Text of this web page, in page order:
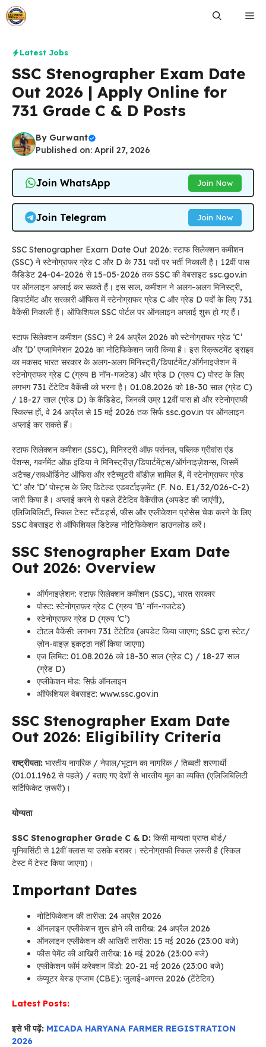
Skip
to
Latest Jobs
SSC Stenographer Exam Date
Out 2026 | Apply Online for
731 Grade C & D Posts
By Gurwant
Published on: April 27, 2026
Join WhatsApp Join Now
Join Telegram Join Now
SSC Stenographer Exam Date Out 2026: स्टाफ सिलेक्शन कमीशन
(SSC) ने स्टेनोग्राफर ग्रेड C और D के 731 पदों पर भर्ती निकाली है। 12वीं पास
कैंडिडेट 24-04-2026 से 15-05-2026 तक SSC की वेबसाइट ssc.gov.in
पर ऑनलाइन अप्लाई कर सकते हैं। इस साल, कमीशन ने अलग-अलग मिनिस्ट्री,
डिपार्टमेंट और सरकारी ऑफिस में स्टेनोग्राफर ग्रेड C और ग्रेड D पदों के लिए 731
वैकेंसी निकाली हैं। ऑफिशियल SSC पोर्टल पर ऑनलाइन अप्लाई शुरू हो गए हैं।
स्टाफ सिलेक्शन कमीशन (SSC) ने 24 अप्रैल 2026 को स्टेनोग्राफर ग्रेड ‘C’
और ‘D’ एग्जामिनेशन 2026 का नोटिफिकेशन जारी किया है। इस रिक्रूटमेंट ड्राइव
का मकसद भारत सरकार के अलग-अलग मिनिस्ट्री/डिपार्टमेंट/ऑर्गनाइजेशन में
स्टेनोग्राफर ग्रेड C (ग्रुप B नॉन-गजटेड) और ग्रेड D (ग्रुप C) पोस्ट के लिए
लगभग 731 टेंटेटिव वैकेंसी को भरना है। 01.08.2026 को 18-30 साल (ग्रेड C)
/ 18-27 साल (ग्रेड D) के कैंडिडेट, जिनकी उम्र 12वीं पास हो और स्टेनोग्राफी
स्किल्स हों, वे 24 अप्रैल से 15 मई 2026 तक सिर्फ ssc.gov.in पर ऑनलाइन
अप्लाई कर सकते हैं।
स्टाफ सिलेक्शन कमीशन (SSC), मिनिस्ट्री ऑफ़ पर्सनल, पब्लिक ग्रीवांस एंड
पेंशन्स, गवर्नमेंट ऑफ़ इंडिया ने मिनिस्ट्रीज़/डिपार्टमेंट्स/ऑर्गनाइज़ेशन्स, जिसमें
अटैच्ड/सबऑर्डिनेट ऑफिस और स्टैच्युटरी बॉडीज़ शामिल हैं, में स्टेनोग्राफर ग्रेड
‘C’ और ‘D’ पोस्ट्स के लिए डिटेल्ड एडवर्टाइज़मेंट (F. No. E1/32/026-C-2)
जारी किया है। अप्लाई करने से पहले टेंटेटिव वैकेंसीज़ (अपडेट की जाएंगी),
एलिजिबिलिटी, स्किल टेस्ट स्टैंडर्ड्स, फीस और एप्लीकेशन प्रोसेस चेक करने के लिए
SSC वेबसाइट से ऑफिशियल डिटेल्ड नोटिफिकेशन डाउनलोड करें।
SSC Stenographer Exam Date
Out 2026: Overview
ऑर्गनाइज़ेशन: स्टाफ़ सिलेक्शन कमीशन (SSC), भारत सरकार
पोस्ट: स्टेनोग्राफ़र ग्रेड C (ग्रुप ‘B’ नॉन-गजटेड)
स्टेनोग्राफ़र ग्रेड D (ग्रुप ‘C’)
टोटल वैकेंसी: लगभग 731 टेंटेटिव (अपडेट किया जाएगा; SSC द्वारा स्टेट/
ज़ोन-वाइज़ इकट्ठा नहीं किया जाएगा)
एज लिमिट: 01.08.2026 को 18-30 साल (ग्रेड C) / 18-27 साल
(ग्रेड D)
एप्लीकेशन मोड: सिर्फ़ ऑनलाइन
ऑफिशियल वेबसाइट: www.ssc.gov.in
SSC Stenographer Exam Date
Out 2026: Eligibility Criteria
राष्ट्रीयता: भारतीय नागरिक / नेपाल/भूटान का नागरिक / तिब्बती शरणार्थी
(01.01.1962 से पहले) / बताए गए देशों से भारतीय मूल का व्यक्ति (एलिजिबिलिटी
सर्टिफिकेट ज़रूरी)।
योग्यता
SSC Stenographer Grade C & D: किसी मान्यता प्राप्त बोर्ड/
यूनिवर्सिटी से 12वीं क्लास या उसके बराबर। स्टेनोग्राफी स्किल ज़रूरी है (स्किल
टेस्ट में टेस्ट किया जाएगा)।
Important Dates
नोटिफिकेशन की तारीख: 24 अप्रैल 2026
ऑनलाइन एप्लीकेशन शुरू होने की तारीख: 24 अप्रैल 2026
ऑनलाइन एप्लीकेशन की आखिरी तारीख: 15 मई 2026 (23:00 बजे)
फीस पेमेंट की आखिरी तारीख: 16 मई 2026 (23:00 बजे)
एप्लीकेशन फॉर्म करेक्शन विंडो: 20-21 मई 2026 (23:00 बजे)
कंप्यूटर बेस्ड एग्जाम (CBE): जुलाई-अगस्त 2026 (टेंटेटिव)
Latest Posts:
इसे भी पढ़ें: MICADA HARYANA FARMER REGISTRATION
2026